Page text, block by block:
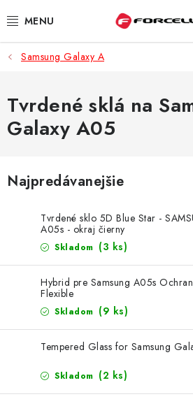
na
PUZDRÁ A OBALY
TVRDENÉ SKLÁ
DÁTOVÉ KÁBLE
BATÉRIE DO MOBILOV
ŠPORT A HOBBY
NÁRAMKY NA HODINKY
SLÚCHADLÁ, REPRODUKTORY A
Samsung Galaxy A
Tvrdené sklá na
Galaxy A05
Najpredávanejšie
Tvrdené sklo 5D Blue Star -
A05s - okraj čierny
Skladom (3 ks)
Hybrid pre Samsung A05s
Flexible
Skladom (9 ks)
Tempered Glass for Samsung
Skladom (2 ks)